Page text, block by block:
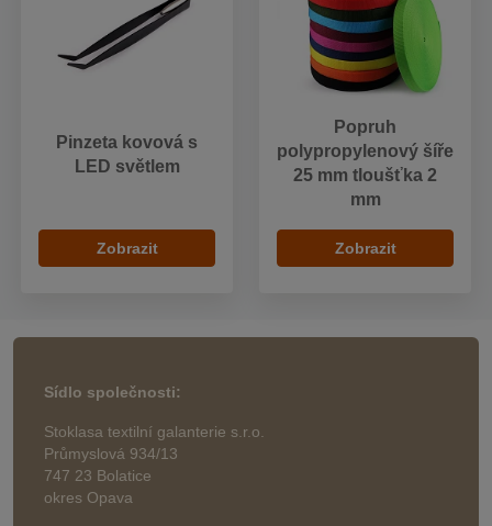
Pinzeta kovová s
LED světlem
Zobrazit
Popruh
polypropylenový šíře
25 mm tloušťka 2
mm
Zobrazit
Sídlo společnosti:
Stoklasa textilní galanterie s.r.o.
Průmyslová 934/13
747 23 Bolatice
okres Opava